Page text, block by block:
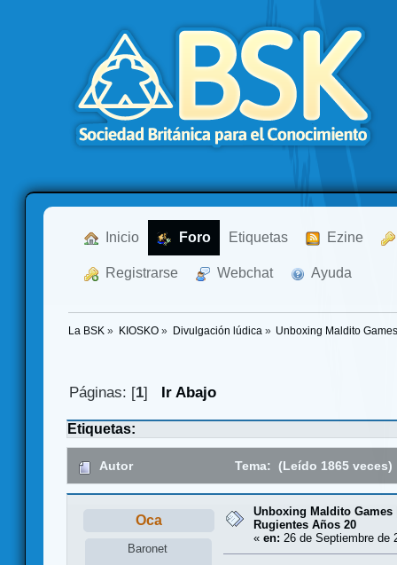
Inicio Foro Etiquetas Ezine
Registrarse Webchat Ayuda
La BSK » KIOSKO» Divulgación lúdica » Unboxing Maldito
Páginas: [1] Ir Abajo
Etiquetas:
Autor Tema: (Leído 1865 veces)
Oca
Baronet
Unboxing Maldito
Rugientes Años 20
« en: 26 de Septiembre de